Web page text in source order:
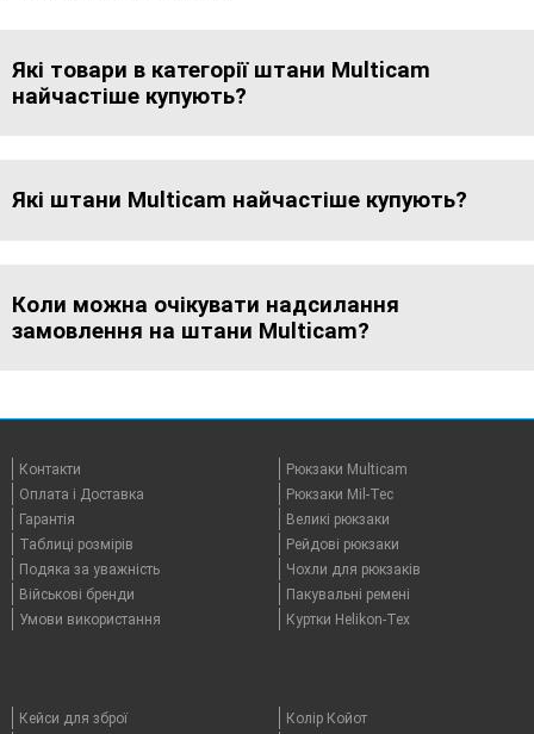
Які товари в категорії штани Multicam
найчастіше купують?
Які штани Multicam найчастіше купують?
Коли можна очікувати надсилання
замовлення на штани Multicam?
Контакти
Оплата i Доставка
Гарантія
Таблицi розмірів
Подяка за уважність
Військові бренди
Умови використання
Рюкзаки Multicam
Рюкзаки Mil-Tec
Великі рюкзаки
Рейдові рюкзаки
Чохли для рюкзаків
Пакувальні ремені
Куртки Helikon-Tex
Кейси для зброї
Колір Койот